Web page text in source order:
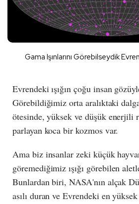
Gama Işınlarını Görebilseydik
Evrendeki ışığın çoğu insan
Görebildiğimiz orta aralıktaki
ötesinde, yüksek ve düşük enerjili
parlayan koca bir kozmos var.
Ama biz insanlar zeki küçük
göremediğimiz ışığı görebilen
Bunlardan biri, NASA'nın alçak
asılı duran ve Evrendeki en